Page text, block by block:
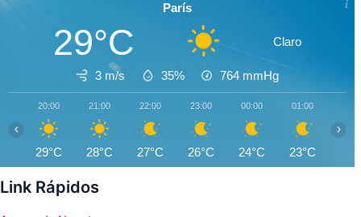
París
29°C Claro
3 m/s 35% 764 mmHg
20:00
29°C
21:00
28°C
22:00
27°C
23:00
26°C
00:00
24°C
01:00
23°C
‹ ›
Link Rápidos